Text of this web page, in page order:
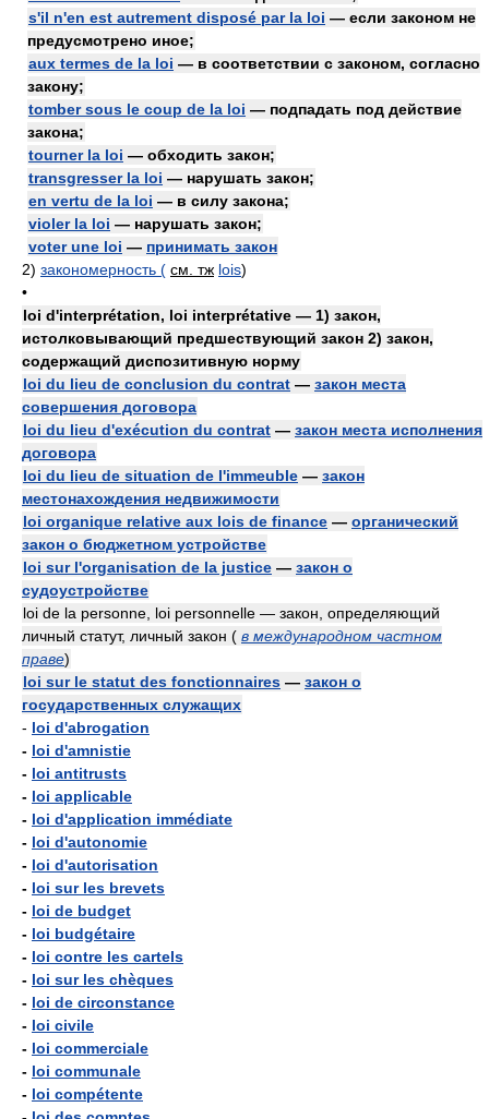
s'il n'en est autrement disposé par la loi — если законом не
предусмотрено иное;
aux termes de la loi — в соответствии с законом, согласно
закону;
tomber sous le coup de la loi — подпадать под действие
закона;
tourner la loi — обходить закон;
transgresser la loi — нарушать закон;
en vertu de la loi — в силу закона;
violer la loi — нарушать закон;
voter une loi — принимать закон
2) закономерность ( см. тж lois)
•
loi d'interprétation, loi interprétative — 1) закон,
истолковывающий предшествующий закон 2) закон,
содержащий диспозитивную норму
loi du lieu de conclusion du contrat — закон места
совершения договора
loi du lieu d'exécution du contrat — закон места исполнения
договора
loi du lieu de situation de l'immeuble — закон
местонахождения недвижимости
loi organique relative aux lois de finance — органический
закон о бюджетном устройстве
loi sur l'organisation de la justice — закон о
судоустройстве
loi de la personne, loi personnelle — закон, определяющий
личный статут, личный закон ( в международном частном
праве)
loi sur le statut des fonctionnaires — закон о
государственных служащих
- loi d'abrogation
- loi d'amnistie
- loi antitrusts
- loi applicable
- loi d'application immédiate
- loi d'autonomie
- loi d'autorisation
- loi sur les brevets
- loi de budget
- loi budgétaire
- loi contre les cartels
- loi sur les chèques
- loi de circonstance
- loi civile
- loi commerciale
- loi communale
- loi compétente